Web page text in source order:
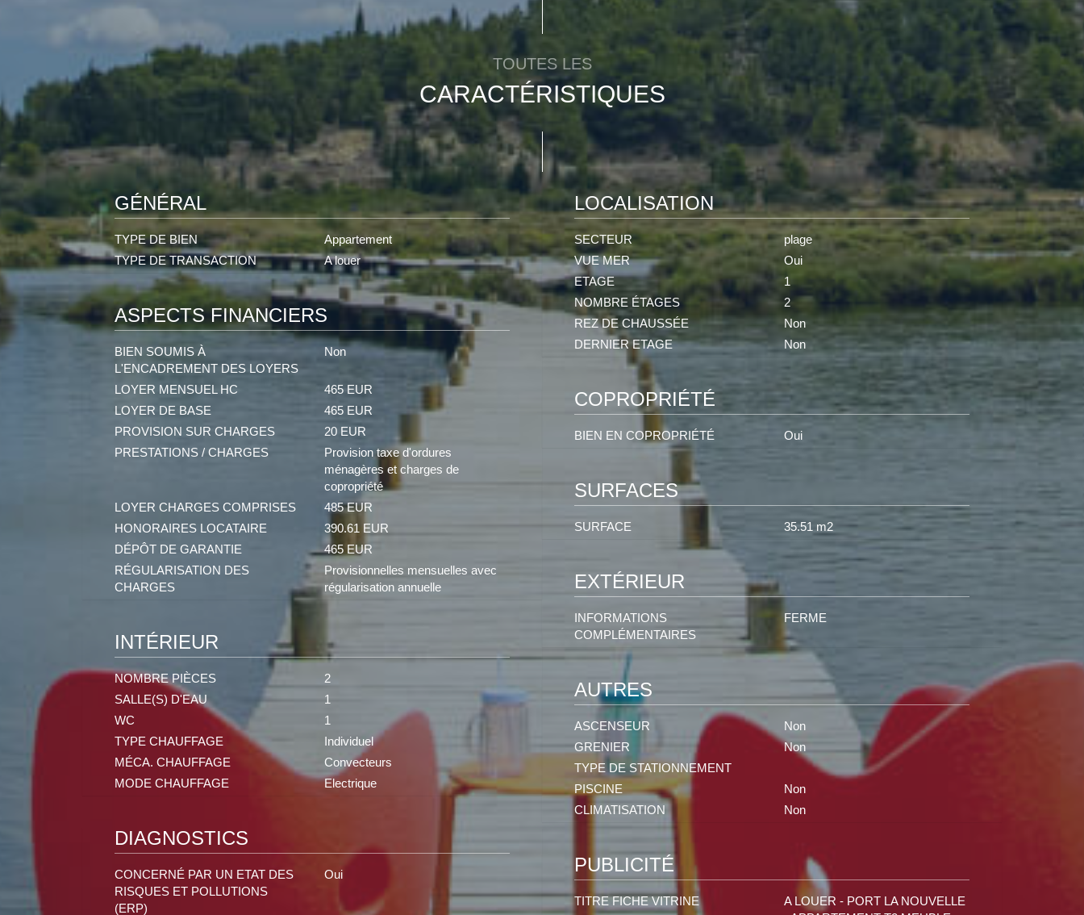
TOUTES LES
CARACTÉRISTIQUES
GÉNÉRAL
TYPE DE BIEN
Appartement
TYPE DE TRANSACTION
A louer
LOCALISATION
SECTEUR
plage
VUE MER
Oui
ETAGE
1
NOMBRE ÉTAGES
2
REZ DE CHAUSSÉE
Non
DERNIER ETAGE
Non
ASPECTS FINANCIERS
BIEN SOUMIS À
L'ENCADREMENT DES LOYERS
Non
LOYER MENSUEL HC
465 EUR
LOYER DE BASE
465 EUR
PROVISION SUR CHARGES
20 EUR
PRESTATIONS / CHARGES
Provision taxe d'ordures
ménagères et charges de
copropriété
LOYER CHARGES COMPRISES
485 EUR
HONORAIRES LOCATAIRE
390.61 EUR
DÉPÔT DE GARANTIE
465 EUR
RÉGULARISATION DES
CHARGES
Provisionnelles mensuelles avec
régularisation annuelle
COPROPRIÉTÉ
BIEN EN COPROPRIÉTÉ Oui
SURFACES
SURFACE 35.51 m2
EXTÉRIEUR
INFORMATIONS
COMPLÉMENTAIRES
FERME
INTÉRIEUR
NOMBRE PIÈCES
2
SALLE(S) D'EAU
1
WC
1
TYPE CHAUFFAGE
Individuel
MÉCA. CHAUFFAGE
Convecteurs
MODE CHAUFFAGE
Electrique
AUTRES
ASCENSEUR
Non
GRENIER
Non
TYPE DE STATIONNEMENT
PISCINE
Non
CLIMATISATION
Non
DIAGNOSTICS
CONCERNÉ PAR UN ETAT DES
RISQUES ET POLLUTIONS
(ERP)
Oui PUBLICITÉ
TITRE FICHE VITRINE
A LOUER - PORT LA NOUVELLE